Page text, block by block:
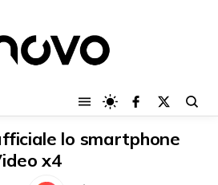
lo smartphone
x4